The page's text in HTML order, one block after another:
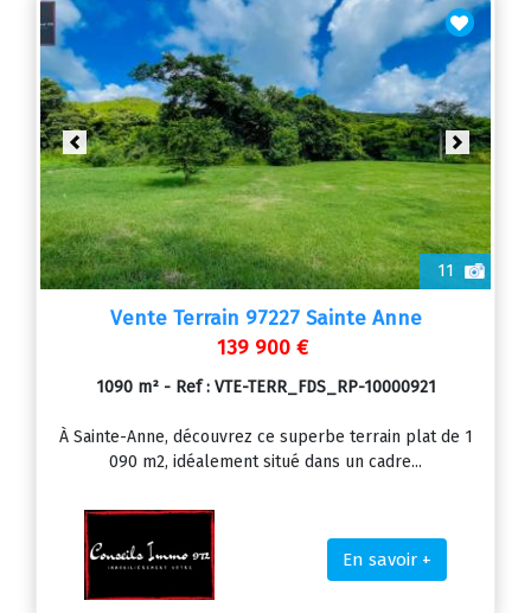
11
Previous Next
Vente Terrain 97227 Sainte Anne
139 900 €
1090 m² - Ref : VTE-TERR_FDS_RP-10000921
À Sainte-Anne, découvrez ce superbe terrain plat de 1
090 m2, idéalement situé dans un cadre...
En savoir +